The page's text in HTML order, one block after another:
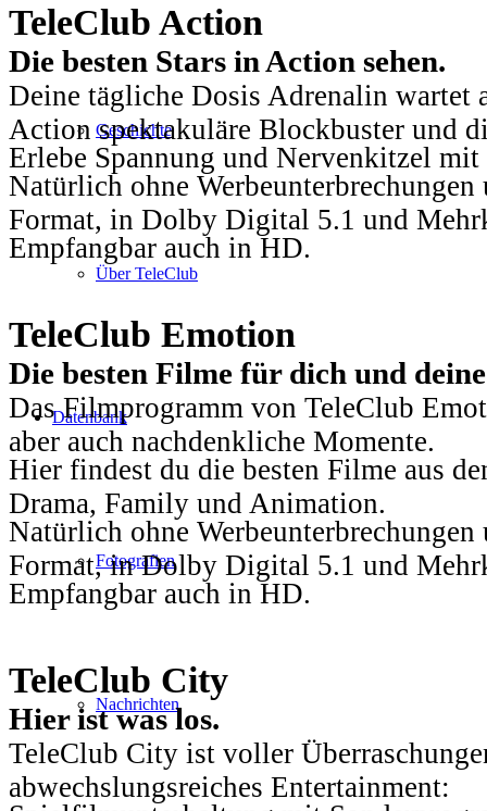
Geschichte
Über TeleClub
Datenbank
Fotografien
Nachrichten
TeleClub Action
Die besten Stars in Action sehen.
Deine tägliche Dosis Adrenalin wartet
Action spektakuläre Blockbuster und
Erlebe Spannung und Nervenkitzel
Natürlich ohne
Format, in Dolby Digital 5.1 und
Empfangbar auch in HD.
TeleClub Emotion
Die besten Filme für dich und
Das Filmprogramm von TeleClub
aber auch nachdenkliche Momente.
Hier findest du die besten Filme aus
Drama, Family und Animation.
Natürlich ohne
Format, in Dolby Digital 5.1 und
Empfangbar auch in HD.
TeleClub City
Hier ist was los.
TeleClub City ist voller
abwechslungsreiches Entertainment: